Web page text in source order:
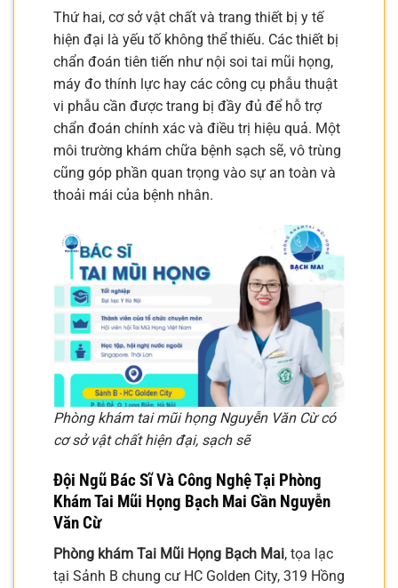
Thứ hai, cơ sở vật chất và trang thiết bị y tế
hiện đại là yếu tố không thể thiếu. Các thiết bị
chẩn đoán tiên tiến như nội soi tai mũi họng,
máy đo thính lực hay các công cụ phẫu thuật
vi phẫu cần được trang bị đầy đủ để hỗ trợ
chẩn đoán chính xác và điều trị hiệu quả. Một
môi trường khám chữa bệnh sạch sẽ, vô trùng
cũng góp phần quan trọng vào sự an toàn và
thoải mái của bệnh nhân.
Phòng khám tai mũi họng Nguyễn Văn Cừ có
cơ sở vật chất hiện đại, sạch sẽ
Đội Ngũ Bác Sĩ Và Công Nghệ Tại Phòng
Khám Tai Mũi Họng Bạch Mai Gần Nguyễn
Văn Cừ
Phòng khám Tai Mũi Họng Bạch Mai, tọa lạc
tại Sảnh B chung cư HC Golden City, 319 Hồng